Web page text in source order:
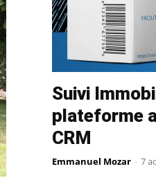
Suivi
plateforme
CRM
Emmanuel Mozar - 7